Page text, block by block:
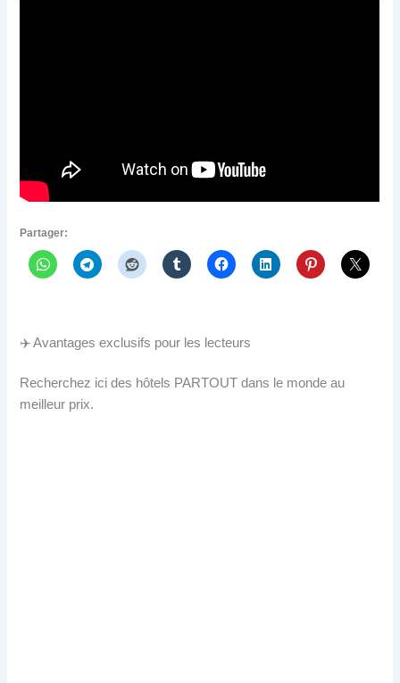
Partager:
✈️ Avantages exclusifs pour les lecteurs
Recherchez ici des hôtels PARTOUT dans le monde au
meilleur prix.